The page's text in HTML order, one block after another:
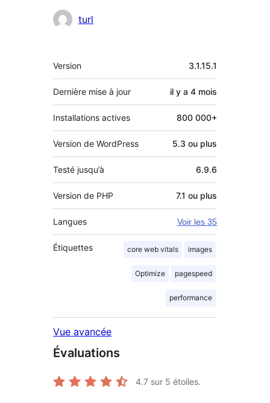
turl
Méta
Version 3.1.15.1
Dernière mise à jour il y a 4 mois
Installations actives 800 000+
Version de WordPress 5.3 ou plus
Testé jusqu’à 6.9.6
Version de PHP 7.1 ou plus
Langues Voir les 35
Étiquettes core web vitals images
Optimize pagespeed
performance
Vue avancée
Évaluations
4.7 sur 5 étoiles.